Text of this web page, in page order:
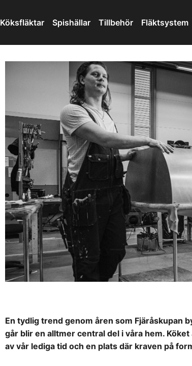
Köksfläktar Spishällar Tillbehör Fläktsystem
En tydlig trend genom åren som Fjäråskupan
går blir en alltmer central del i våra hem.
av vår lediga tid och en plats där kraven på